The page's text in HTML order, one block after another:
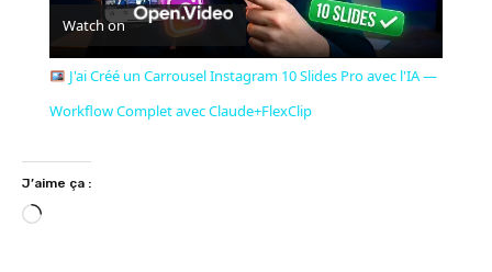
Video
Watch on
J'ai Créé un Carrousel Instagram 10 Slides Pro avec l'IA —
Workflow Complet avec Claude+FlexClip
J’aime ça :
C